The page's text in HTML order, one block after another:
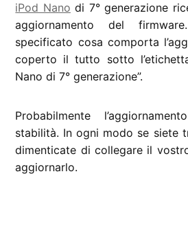
iPod Nano di 7° generazione
aggiornamento del
specificato cosa comporta
coperto il tutto sotto
Nano di 7° generazione”.
Probabilmente
stabilità. In ogni modo se siete
dimenticate di collegare il
aggiornarlo.